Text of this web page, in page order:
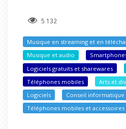
5 132
Musique en streaming et en
Musique et audio
Logiciels gratuits et sharewares
Téléphones mobiles
Arts et
Logiciels
Conseil informatique
Téléphones mobiles et